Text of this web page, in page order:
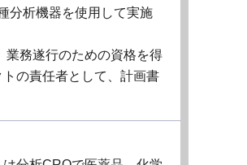
分析機器を使用して実施
業務遂行のための資格を得
の責任者として、計画書